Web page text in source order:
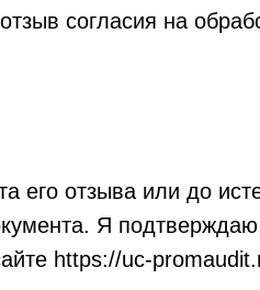
согласия на
его отзыва или до
Я
https://uc-